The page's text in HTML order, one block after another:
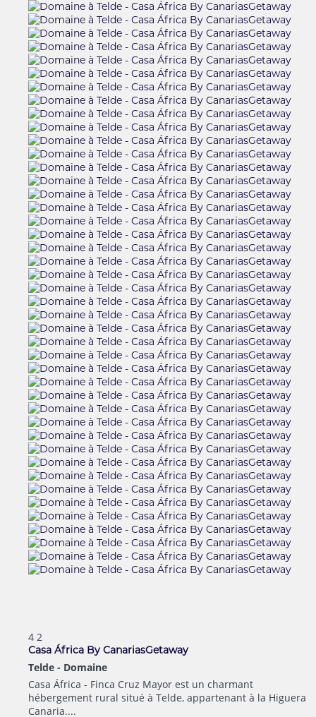
4 2
Casa África By CanariasGetaway
Telde - Domaine
Casa África - Finca Cruz Mayor est un charmant
hébergement rural situé à Telde, appartenant à la Higuera
Canaria....